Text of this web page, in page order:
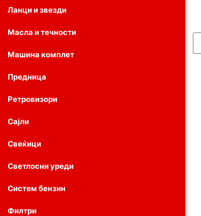
Ланци и звезди
Масла и течности
Машина комплет
Предница
Ретровизори
Сајли
Свеќици
Светлосни уреди
Систем бензин
Филтри